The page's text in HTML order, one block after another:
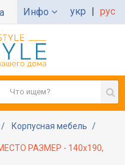
Инфо укр | рус
Корпусная мебель
РАЗМЕР - 140x190,